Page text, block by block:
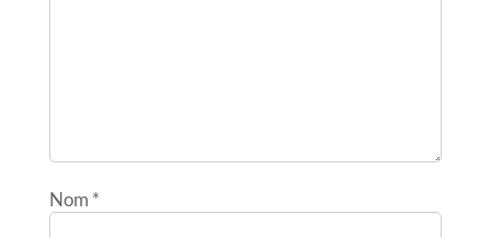
Nom *